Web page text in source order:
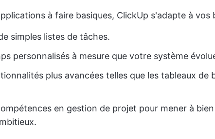
à faire basiques, ClickUp s'adapte à vos
simples listes de tâches.
personnalisés à mesure que votre système
plus avancées telles que les tableaux de
en gestion de projet pour mener à